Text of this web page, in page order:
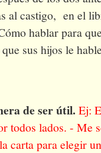
al castigo, en el
hablar para
sus hijos le
de ser útil. Ej:
todos lados. - Me
carta para elegir